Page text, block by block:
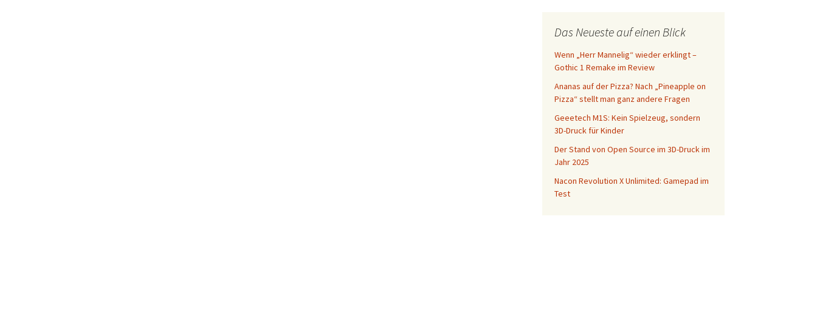
Das Neueste auf einen Blick
Wenn „Herr Mannelig“ wieder erklingt –
Gothic 1 Remake im Review
Ananas auf der Pizza? Nach „Pineapple on
Pizza“ stellt man ganz andere Fragen
Geeetech M1S: Kein Spielzeug, sondern
3D-Druck für Kinder
Der Stand von Open Source im 3D-Druck im
Jahr 2025
Nacon Revolution X Unlimited: Gamepad im
Test